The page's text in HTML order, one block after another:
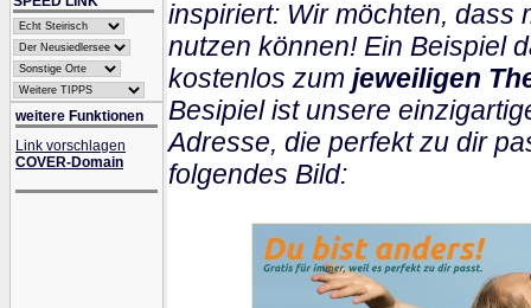
weitere Funktionen
Link vorschlagen
COVER-Domain
inspiriert: Wir möchten, dass
nutzen können! Ein Beispiel
kostenlos zum jeweiligen
Besipiel ist unsere
Adresse, die perfekt zu dir
folgendes Bild: